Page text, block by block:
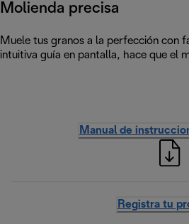
Molienda precisa
Muele tus granos a la perfección con
intuitiva guía en pantalla, hace que el
Manual de
Registra tu